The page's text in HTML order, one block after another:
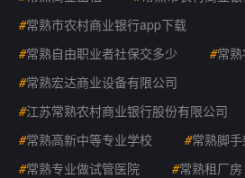
#常熟市农村商业银行app下载
#常熟自由职业者社保交多少 #常
#常熟宏达商业设备有限公司
#江苏常熟农村商业银行股份有限公司
#常熟高新中等专业学校 #常熟脚
#常熟专业做试管医院 #常熟租厂房